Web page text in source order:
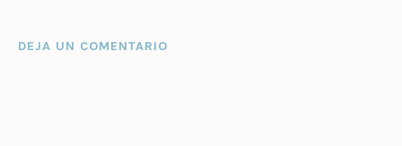
DEJA UN COMENTARIO